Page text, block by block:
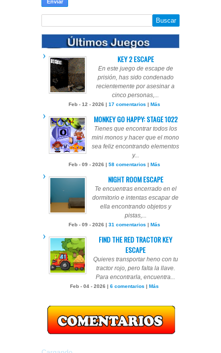
KEY 2 ESCAPE
En este juego de escape de
prisión, has sido condenado
recientemente por asesinar a
cinco personas,...
Feb - 12 - 2026 | 17 comentarios | Más
MONKEY GO HAPPY: STAGE 1022
Tienes que encontrar todos los
mini monos y hacer que el mono
sea feliz encontrando elementos
y...
Feb - 09 - 2026 | 58 comentarios | Más
NIGHT ROOM ESCAPE
Te encuentras encerrado en el
dormitorio e intentas escapar de
ella encontrando objetos y
pistas,...
Feb - 09 - 2026 | 31 comentarios | Más
FIND THE RED TRACTOR KEY
ESCAPE
Quieres transportar heno con tu
tractor rojo, pero falta la llave.
Para encontrarla, encuentra...
Feb - 04 - 2026 | 6 comentarios | Más